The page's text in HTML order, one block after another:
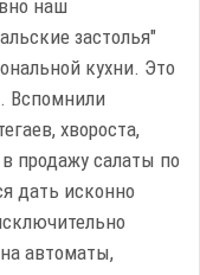
наш
застолья"
кухни. Это
Вспомнили
хвороста,
продажу салаты по
дать исконно
автоматы,